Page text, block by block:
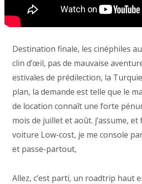
Destination finale, les cinéphiles
clin d’œil, pas de mauvaise
estivales de prédilection, la
plan, la demande est telle que le
de location connaît une forte
mois de juillet et août. j’assume,
voiture Low-cost, je me console
et passe-partout,
Allez, c’est parti, un roadtrip haut